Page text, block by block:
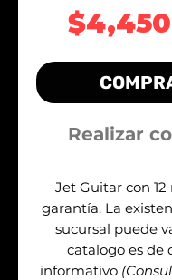
Realizar
Jet Guitar con 12
garantía. La
sucursal puede
catalogo es de
informativo